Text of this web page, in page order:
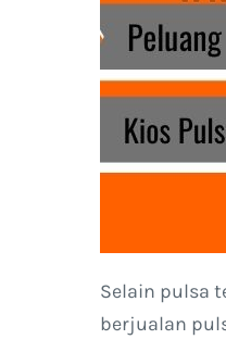
Selain pulsa
berjualan